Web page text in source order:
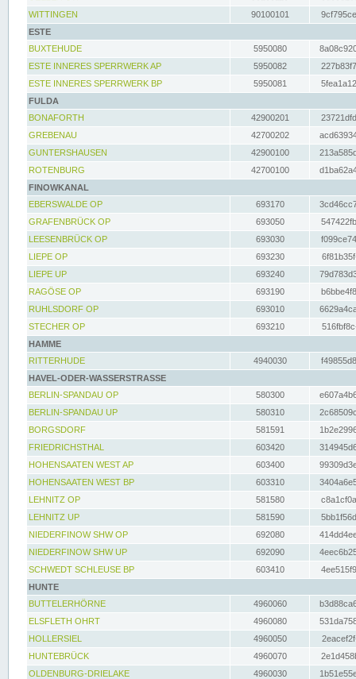
WITTINGEN
90100101
ESTE
BUXTEHUDE
5950080
ESTE INNERES SPERRWERK AP
5950082
ESTE INNERES SPERRWERK BP
5950081
FULDA
BONAFORTH
42900201
GREBENAU
42700202
GUNTERSHAUSEN
42900100
ROTENBURG
42700100
FINOWKANAL
EBERSWALDE OP
693170
GRAFENBRÜCK OP
693050
LEESENBRÜCK OP
693030
LIEPE OP
693230
LIEPE UP
693240
RAGÖSE OP
693190
RUHLSDORF OP
693010
STECHER OP
693210
HAMME
RITTERHUDE
4940030
HAVEL-ODER-WASSERSTRASSE
BERLIN-SPANDAU OP
580300
BERLIN-SPANDAU UP
580310
BORGSDORF
581591
FRIEDRICHSTHAL
603420
HOHENSAATEN WEST AP
603400
HOHENSAATEN WEST BP
603310
LEHNITZ OP
581580
LEHNITZ UP
581590
NIEDERFINOW SHW OP
692080
NIEDERFINOW SHW UP
692090
SCHWEDT SCHLEUSE BP
603410
HUNTE
BUTTELERHÖRNE
4960060
ELSFLETH OHRT
4960080
HOLLERSIEL
4960050
HUNTEBRÜCK
4960070
OLDENBURG-DRIELAKE
4960030